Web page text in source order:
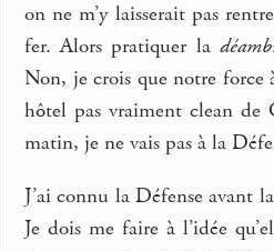
on ne m’y laisserait pas
fer. Alors pratiquer la
Non, je crois que notre force
hôtel pas vraiment clean de
matin, je ne vais pas à la
J’ai connu la Défense avant
Je dois me faire à l’idée